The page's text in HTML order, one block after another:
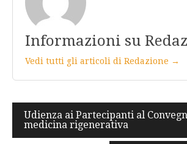
Informazioni su
Vedi tutti gli articoli di Redazione →
Navigazione
articoli
Udienza ai Partecipanti al
medicina rigenerativa